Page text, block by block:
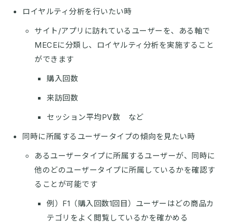
ロイヤルティ分析を行いたい時
サイト/アプリに訪れているユーザーを、ある軸で
MECEに分類し、ロイヤルティ分析を実施すること
ができます
購入回数
来訪回数
セッション平均PV数 など
同時に所属するユーザータイプの傾向を見たい時
あるユーザータイプに所属するユーザーが、同時に
他のどのユーザータイプに所属しているかを確認す
ることが可能です
例）F1（購入回数1回目）ユーザーはどの商品カ
テゴリをよく閲覧しているかを確かめる